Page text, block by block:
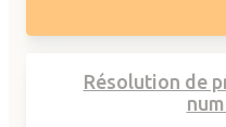
Résolution de